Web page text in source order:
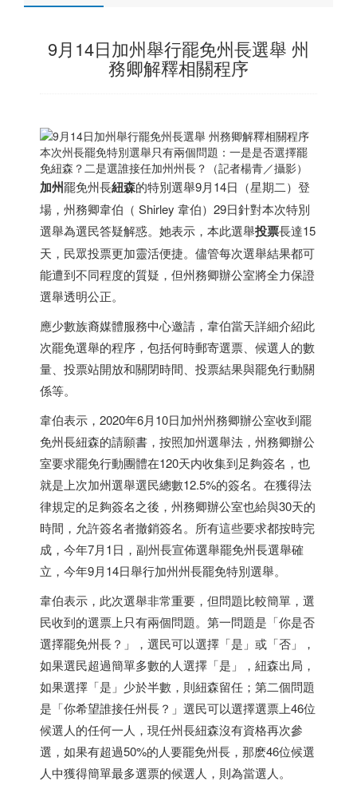
9月14日加州舉行罷免州長選舉 州
務卿解釋相關程序
本次州長罷免特別選舉只有兩個問題：一是是否選擇罷
免紐森？二是選誰接任加州州長？（記者楊青／攝影）
加州罷免州長紐森的特別選舉9月14日（星期二）登
場，州務卿韋伯（ Shirley 韋伯）29日針對本次特別
選舉為選民答疑解惑。她表示，本此選舉投票長達15
天，民眾投票更加靈活便捷。儘管每次選舉結果都可
能遭到不同程度的質疑，但州務卿辦公室將全力保證
選舉透明公正。
應少數族裔媒體服務中心邀請，韋伯當天詳細介紹此
次罷免選舉的程序，包括何時郵寄選票、候選人的數
量、投票站開放和關閉時間、投票結果與罷免行動關
係等。
韋伯表示，2020年6月10日加州州務卿辦公室收到罷
免州長紐森的請願書，按照加州選舉法，州務卿辦公
室要求罷免行動團體在120天内收集到足夠簽名，也
就是上次加州選舉選民總數12.5%的簽名。在獲得法
律規定的足夠簽名之後，州務卿辦公室也給與30天的
時間，允許簽名者撤銷簽名。所有這些要求都按時完
成，今年7月1日，副州長宣佈選舉罷免州長選舉確
立，今年9月14日舉行加州州長罷免特別選舉。
韋伯表示，此次選舉非常重要，但問題比較簡單，選
民收到的選票上只有兩個問題。第一問題是「你是否
選擇罷免州長？」，選民可以選擇「是」或「否」，
如果選民超過簡單多數的人選擇「是」，紐森出局，
如果選擇「是」少於半數，則紐森留任；第二個問題
是「你希望誰接任州長？」選民可以選擇選票上46位
候選人的任何一人，現任州長紐森沒有資格再次參
選，如果有超過50%的人要罷免州長，那麽46位候選
人中獲得簡單最多選票的候選人，則為當選人。